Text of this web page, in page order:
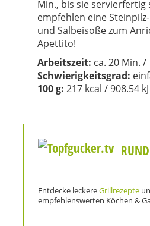
Min., bis sie servierfertig
empfehlen eine
und Salbeisoße zum
Apettito!
Arbeitszeit: ca. 20 Min. /
Schwierigkeitsgrad:
100 g: 217 kcal / 908.54 kJ
Entdecke leckereGrillrezepte
empfehlenswerten Köchen &